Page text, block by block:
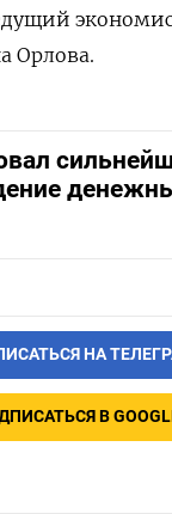
Орлова.
НА
В